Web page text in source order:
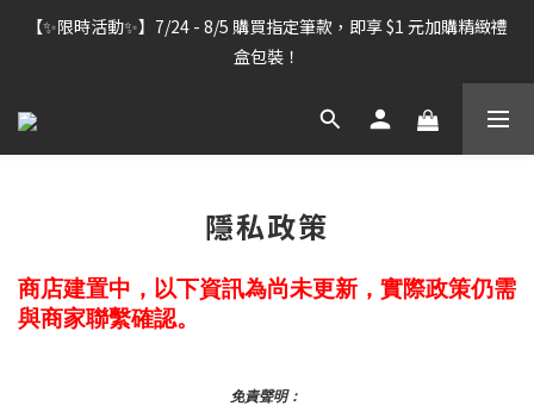
【雷雕訂單出貨暫停】7/30–8/7 進行機器維護，期間「含雷雕之
訂單」將暫停出貨，敬請見諒。
【✨限時活動✨】7/24 - 8/5 購買指定筆款，即享 $1 元加購精緻禮
盒包裝！
【雷雕訂單出貨暫停】7/30–8/7 進行機器維護，期間「含雷雕之
隱私政策
商店建置中，以下資訊為尚未更新，實際政策仍需
與商家聯繫確認。
免責聲明：